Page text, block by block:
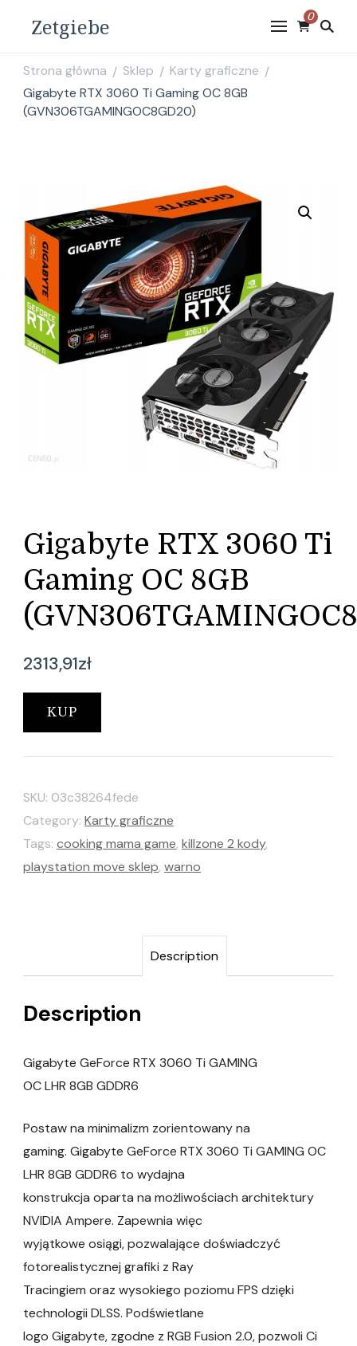
Zetgiebe 0
Strona główna / Sklep / Karty graficzne /
Gigabyte RTX 3060 Ti Gaming OC 8GB
(GVN306TGAMINGOC8GD20)
Gigabyte RTX 3060 Ti
Gaming OC 8GB
2313,91zł
KUP
SKU: 03c38264fede
Category: Karty graficzne
Tags: cooking mama game, killzone 2 kody,
playstation move sklep, warno
Description
Description
Gigabyte GeForce RTX 3060 Ti GAMING
OC LHR 8GB GDDR6
Postaw na minimalizm zorientowany na
gaming. Gigabyte GeForce RTX 3060 Ti GAMING OC
LHR 8GB GDDR6 to wydajna
konstrukcja oparta na możliwościach architektury
NVIDIA Ampere. Zapewnia więc
wyjątkowe osiągi, pozwalające doświadczyć
fotorealistycznej grafiki z Ray
Tracingiem oraz wysokiego poziomu FPS dzięki
technologii DLSS. Podświetlane
logo Gigabyte, zgodne z RGB Fusion 2.0, pozwoli Ci